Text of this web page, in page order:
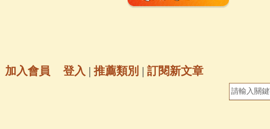
六字大明咒(81)
加入會員 登入 | 推薦類別 | 訂閱新文章